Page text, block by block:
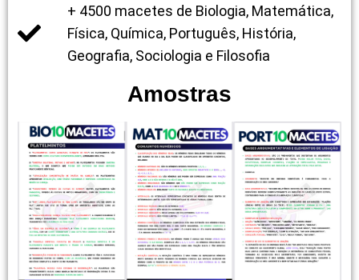
+ 4500 macetes de Biologia, Matemática,
Física, Química, Português, História,
Geografia, Sociologia e Filosofia
Amostras